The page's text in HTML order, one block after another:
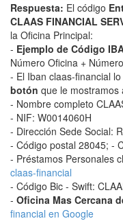
Respuesta: El código
CLAAS FINANCIAL
la Oficina Principal:
- Ejemplo de Código
Número Oficina +
- El Iban claas-financial
botón que le mostramos
- Nombre completo
- NIF: W0014060H
- Dirección Sede Social:
- Código postal 28045; -
- Préstamos Personales
claas-financial
- Código Bic - Swift:
- Oficina Mas Cercana
financial en Google